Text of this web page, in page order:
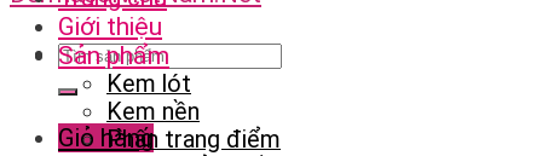
Giỏ hàng
Giới thiệu
Sản phẩm
Kem lót
Kem nền
Phấn trang điểm